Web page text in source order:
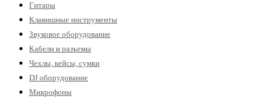
Гитары
Клавишные инструменты
Звуковое оборудование
Кабели и разъемы
Чехлы, кейсы, сумки
DJ оборудование
Микрофоны